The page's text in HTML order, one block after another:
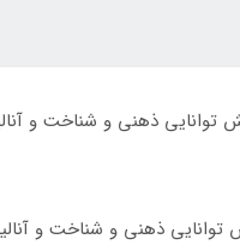
توانایی ذهنی و شناخت و
توانایی ذهنی و شناخت و